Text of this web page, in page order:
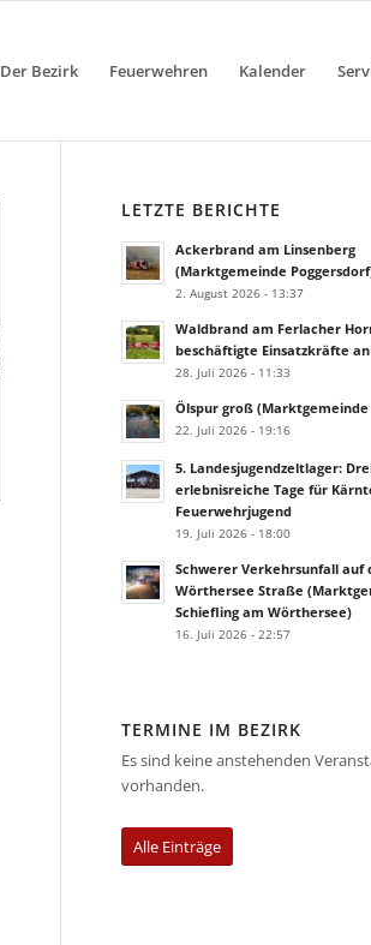
Der Bezirk Feuerwehren Kalender
LETZTE BERICHTE
Ackerbrand am Linsenberg
(Marktgemeinde
2. August 2026 - 13:37
Waldbrand am Ferlacher
beschäftigte Einsatzkräfte an
28. Juli 2026 - 11:33
Ölspur groß (Marktgemeinde
22. Juli 2026 - 19:16
5. Landesjugendzeltlager:
erlebnisreiche Tage für
Feuerwehrjugend
19. Juli 2026 - 18:00
Schwerer Verkehrsunfall auf
Wörthersee Straße
Schiefling am Wörthersee)
16. Juli 2026 - 22:57
TERMINE IM BEZIRK
Es sind keine anstehenden
vorhanden.
Alle Einträge